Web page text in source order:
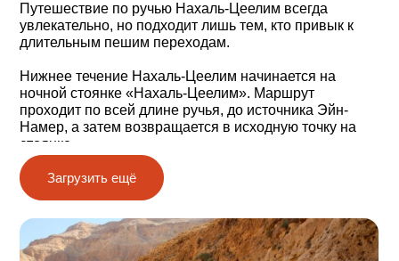
Путешествие по ручью Нахаль-Цеелим всегда
увлекательно, но подходит лишь тем, кто привык к
длительным пешим переходам.
Нижнее течение Нахаль-Цеелим начинается на
ночной стоянке «Нахаль-Цеелим». Маршрут
проходит по всей длине ручья, до источника Эйн-
Намер, а затем возвращается в исходную точку на
стоянке.
Маршрут проложен по открытой местности, где нет
тени, поэтому важно иметь при себе не менее 4,5
Крутые стены ущелья и утесы представляют собой
Загрузить ещё